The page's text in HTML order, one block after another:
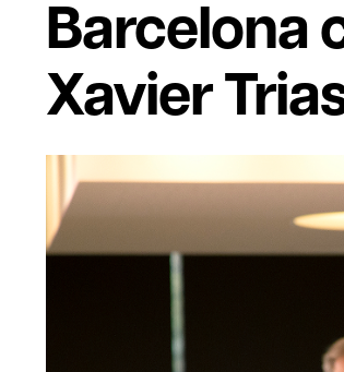
Barcelona
Xavier